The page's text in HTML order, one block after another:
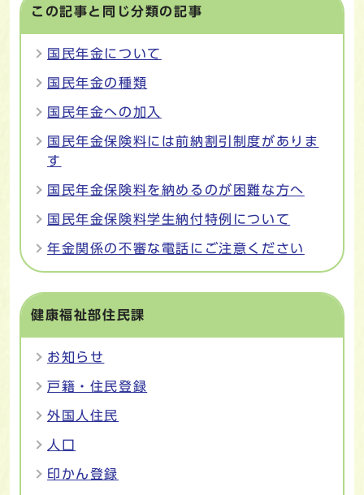
この記事と同じ分類の記事
国民年金について
国民年金の種類
国民年金への加入
国民年金保険料には前納割引制度がありま
す
国民年金保険料を納めるのが困難な方へ
国民年金保険料学生納付特例について
年金関係の不審な電話にご注意ください
健康福祉部住民課
お知らせ
戸籍・住民登録
外国人住民
人口
印かん登録